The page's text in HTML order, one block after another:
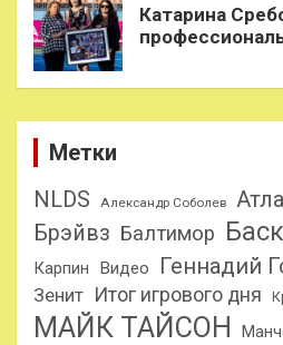
Катарина
Метки
NLDS
Александр Соболев
Брэйвз Балтимор
Карпин
Видео Геннадий
Зенит Итог игрового дня
МАЙК ТАЙСОН